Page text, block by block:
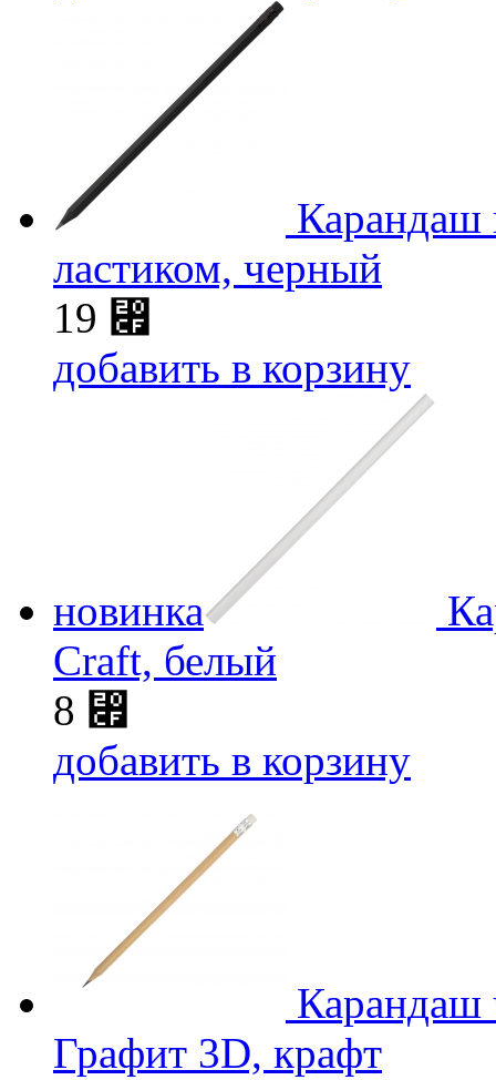
Карандаш
ластиком, черный
19 ⃏
добавить в корзину
новинка
Craft, белый
8 ⃏
добавить в корзину
Карандаш
Графит 3D, крафт